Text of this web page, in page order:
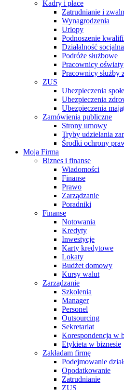
Kadry i płace
Zatrudnianie i
Wynagrodzenia
Urlopy
Podnoszenie
Działalność
Podróże służbowe
Pracownicy oświaty
Pracownicy służby
ZUS
Ubezpieczenia
Ubezpieczenia
Ubezpieczenia
Zamówienia publiczne
Strony umowy
Tryby udzielania
Środki ochrony
Moja Firma
Biznes i finanse
Wiadomości
Finanse
Prawo
Zarządzanie
Poradniki
Finanse
Notowania
Kredyty
Inwestycje
Karty kredytowe
Lokaty
Budżet domowy
Kursy walut
Zarządzanie
Szkolenia
Manager
Personel
Outsourcing
Sekretariat
Korespondencja w
Etykieta w biznesie
Zakładam firmę
Podejmowanie
Opodatkowanie
Zatrudnianie
ZUS